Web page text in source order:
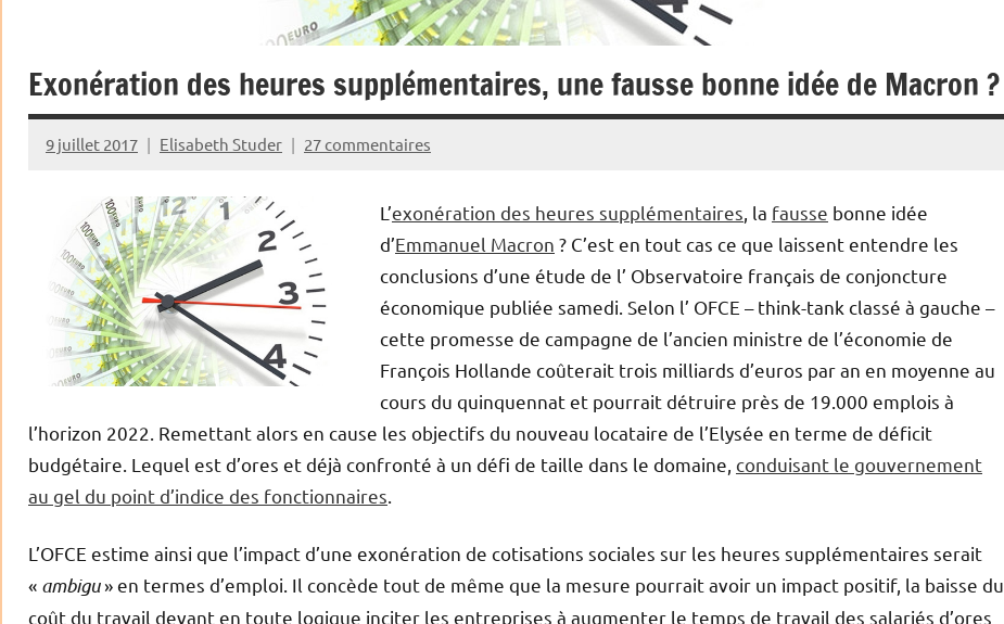
Exonération des heures supplémentaires, une fausse bonne idée de Macron ?
9 juillet 2017 Elisabeth Studer 27 commentaires
L’exonération des heures supplémentaires , la fausse bonne idée
d’Emmanuel Macron ? C’est en tout cas ce que laissent entendre les
conclusions d’une étude de l’ Observatoire français de conjoncture
économique publiée samedi. Selon l’ OFCE – think-tank classé à gauche –
cette promesse de campagne de l’ancien ministre de l’économie de
François Hollande coûterait trois milliards d’euros par an en moyenne au
cours du quinquennat et pourrait détruire près de 19.000 emplois à
l’horizon 2022. Remettant alors en cause les objectifs du nouveau locataire de l’Elysée en terme de déficit
budgétaire. Lequel est d’ores et déjà confronté à un défi de taille dans le domaine, conduisant le gouvernement
au gel du point d’indice des fonctionnaires
L’OFCE estime ainsi que l’impact d’une exonération de cotisations sociales sur les heures supplémentaires serait
« ambigu» en termes d’emploi. Il concède tout de même que la mesure pourrait avoir un impact positif, la baisse du
coût du travail devant en toute logique inciter les entreprises à augmenter le temps de travail des salariés d’ores